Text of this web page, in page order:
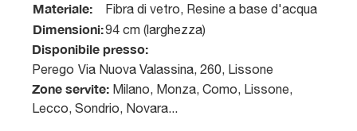
Materiale: Fibra di vetro, Resine a base d'acqua
Dimensioni:94 cm (larghezza)
Disponibile presso:
Perego Via Nuova Valassina, 260, Lissone
Zone servite: Milano, Monza, Como, Lissone,
Lecco, Sondrio, Novara...